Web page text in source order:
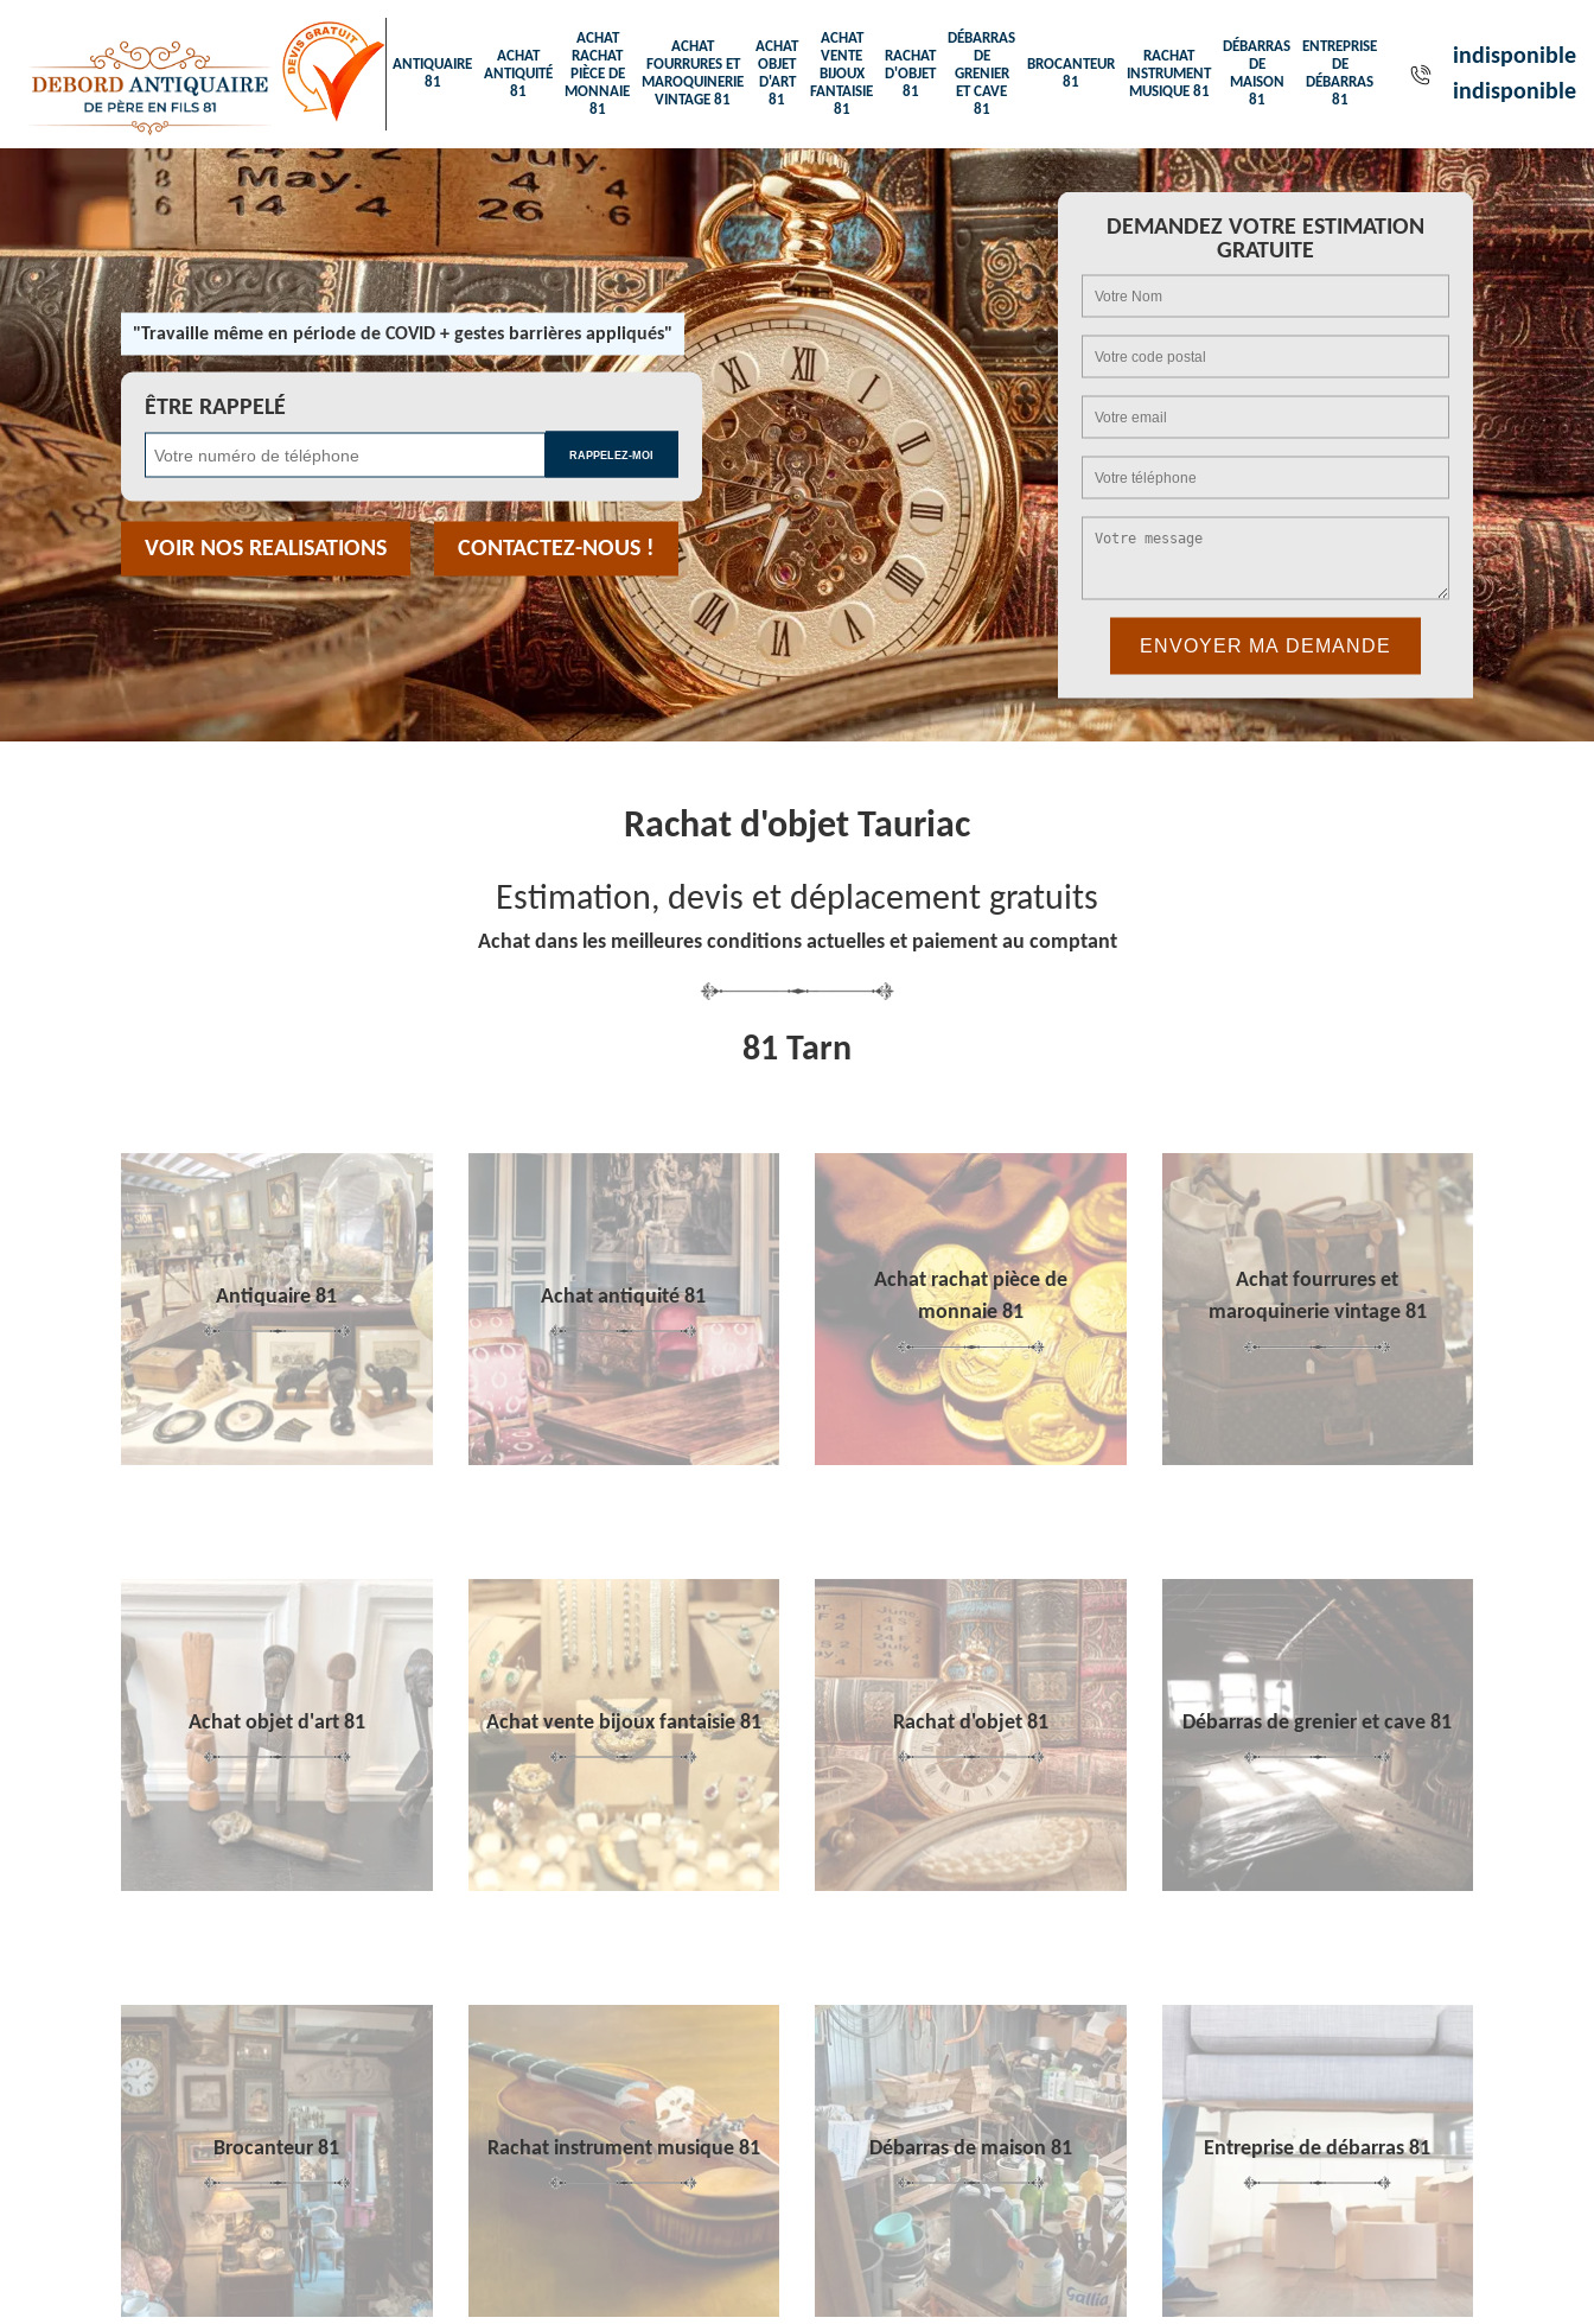
ANTIQUAIRE
81
ACHAT
ANTIQUITÉ
81
ACHAT
RACHAT
PIÈCE DE
MONNAIE
81
ACHAT
FOURRURES ET
MAROQUINERIE
VINTAGE 81
ACHAT
OBJET
D'ART
81
ACHAT
VENTE
BIJOUX
FANTAISIE
81
RACHAT
D'OBJET
81
DÉBARRAS
DE
GRENIER
ET CAVE
81
BROCANTEUR
81
RACHAT
INSTRUMENT
MUSIQUE 81
DÉBARRAS
DE
MAISON
81
ENTREPRISE
DE
DÉBARRAS
81
indisponible
indisponible
"Travaille même en période de COVID + gestes barrières appliqués"
ÊTRE RAPPELÉ
VOIR NOS REALISATIONS CONTACTEZ-NOUS !
DEMANDEZ VOTRE ESTIMATION
GRATUITE
Rachat d'objet Tauriac
Estimation, devis et déplacement gratuits
Achat dans les meilleures conditions actuelles et paiement au comptant
81 Tarn
Antiquaire 81 Achat antiquité 81
Achat rachat pièce de
monnaie 81
Achat fourrures et
maroquinerie vintage 81
Achat objet d'art 81 Achat vente bijoux fantaisie 81 Rachat d'objet 81 Débarras de grenier et cave 81
Brocanteur 81 Rachat instrument musique 81 Débarras de maison 81 Entreprise de débarras 81